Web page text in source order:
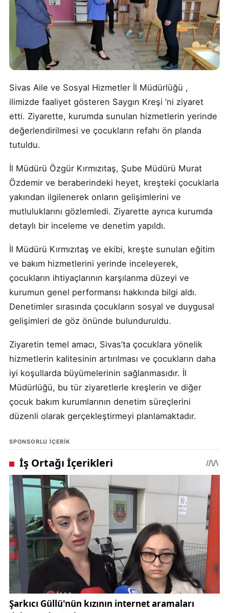
Sivas Aile ve Sosyal Hizmetler İl Müdürlüğü ,
ilimizde faaliyet gösteren Saygın Kreşi ’ni ziyaret
etti. Ziyarette, kurumda sunulan hizmetlerin yerinde
değerlendirilmesi ve çocukların refahı ön planda
tutuldu.
İl Müdürü Özgür Kırmızıtaş, Şube Müdürü Murat
Özdemir ve beraberindeki heyet, kreşteki çocuklarla
yakından ilgilenerek onların gelişimlerini ve
mutluluklarını gözlemledi. Ziyarette ayrıca kurumda
detaylı bir inceleme ve denetim yapıldı.
İl Müdürü Kırmızıtaş ve ekibi, kreşte sunulan eğitim
ve bakım hizmetlerini yerinde inceleyerek,
çocukların ihtiyaçlarının karşılanma düzeyi ve
kurumun genel performansı hakkında bilgi aldı.
Denetimler sırasında çocukların sosyal ve duygusal
gelişimleri de göz önünde bulunduruldu.
Ziyaretin temel amacı, Sivas’ta çocuklara yönelik
hizmetlerin kalitesinin artırılması ve çocukların daha
iyi koşullarda büyümelerinin sağlanmasıdır. İl
Müdürlüğü, bu tür ziyaretlerle kreşlerin ve diğer
çocuk bakım kurumlarının denetim süreçlerini
düzenli olarak gerçekleştirmeyi planlamaktadır.
SPONSORLU IÇERIK